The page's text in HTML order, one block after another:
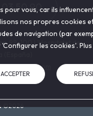
50 90
98, 100 L'Hospitalet de
©2026
pour vous, car ils
nos propres cookies
de navigation (par
les cookies'.
ACCEPTER